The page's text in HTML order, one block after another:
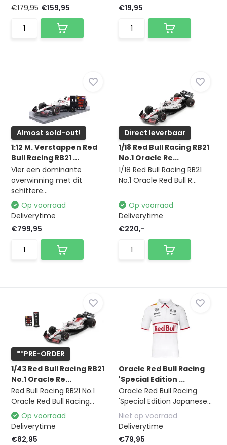
€179,95 €159,95
€19,95
Almost sold-out!
1:12 M. Verstappen Red
Bull Racing RB21 ...
Vier een dominante
overwinning met dit
schittere...
Op voorraad
Deliverytime
€799,95
Direct leverbaar
1/18 Red Bull Racing RB21
No.1 Oracle Re...
1/18 Red Bull Racing RB21
No.1 Oracle Red Bull R...
Op voorraad
Deliverytime
€220,-
**PRE-ORDER
1/43 Red Bull Racing RB21
No.1 Oracle Re...
Red Bull Racing RB21 No.1
Oracle Red Bull Racing...
Op voorraad
Deliverytime
€82,95
Oracle Red Bull Racing
'Special Edition ...
Oracle Red Bull Racing
'Special Edition Japanese...
Niet op voorraad
Deliverytime
€79,95